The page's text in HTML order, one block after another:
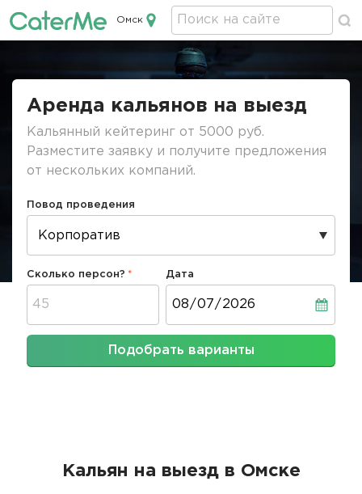
Кейтеринг в Омске
Омск
Аренда кальянов на выезд
Кальянный кейтеринг от 5000 руб.
Разместите заявку и получите предложения
от нескольких компаний.
Повод проведения
Сколько персон? Дата
Подобрать варианты
Кальян на выезд в Омске